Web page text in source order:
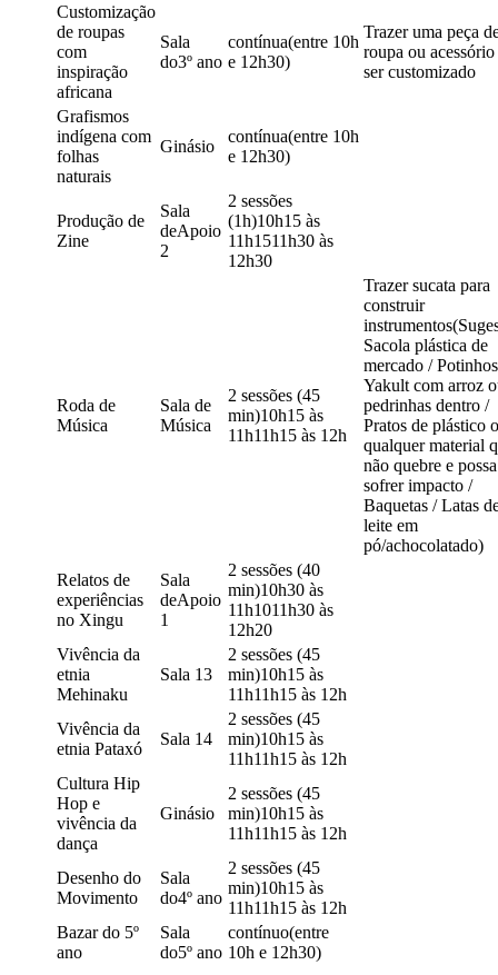
Customização
de roupas
com
inspiração
africana
Sala
do3º ano
contínua(entre 10h
e 12h30)
Trazer uma peça
roupa ou acessório
ser customizado
Grafismos
indígena com
folhas
naturais
Ginásio
contínua(entre 10h
e 12h30)
Produção de
Zine
Sala
deApoio
2
2 sessões
(1h)10h15 às
11h1511h30 às
12h30
Roda de
Música
Sala de
Música
2 sessões (45
min)10h15 às
11h11h15 às 12h
Trazer sucata para
construir
Sacola plástica de
mercado /
Yakult com arroz
pedrinhas dentro /
Pratos de plástico
qualquer material
não quebre e possa
sofrer impacto /
Baquetas / Latas
leite em
pó/achocolatado)
Relatos de
experiências
no Xingu
Sala
deApoio
1
2 sessões (40
min)10h30 às
11h1011h30 às
12h20
Vivência da
etnia
Mehinaku
Sala 13
2 sessões (45
min)10h15 às
11h11h15 às 12h
Vivência da
etnia Pataxó
Sala 14
2 sessões (45
min)10h15 às
11h11h15 às 12h
Cultura Hip
Hop e
vivência da
dança
Ginásio
2 sessões (45
min)10h15 às
11h11h15 às 12h
Desenho do
Movimento
Sala
do4º ano
2 sessões (45
min)10h15 às
11h11h15 às 12h
Bazar do 5º
ano
Sala
do5º ano
contínuo(entre
10h e 12h30)